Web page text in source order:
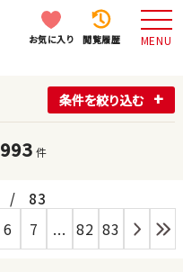
お気に入り 閲覧履歴 MENU
条件を絞り込む
993 件
/ 83
6 7 ... 82 83